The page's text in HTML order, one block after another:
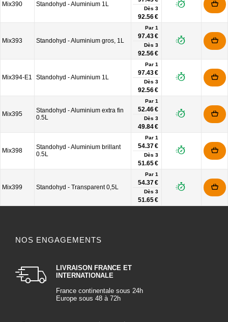
Mix390 Standohyd - Aluminium 1L
Dès 3
92.56 €
Mix393 Standohyd - Aluminium gros, 1L
Par 1
97.43 €
Dès 3
92.56 €
Mix394-E1 Standohyd - Aluminium 1L
Par 1
97.43 €
Dès 3
92.56 €
Mix395
Standohyd - Aluminium extra fin
0.5L
Par 1
52.46 €
Dès 3
49.84 €
Mix398
Standohyd - Aluminium brillant
0.5L
Par 1
54.37 €
Dès 3
51.65 €
Mix399 Standohyd - Transparent 0,5L
Par 1
54.37 €
Dès 3
51.65 €
NOS ENGAGEMENTS
LIVRAISON FRANCE ET
INTERNATIONALE
France continentale sous 24h
Europe sous 48 à 72h